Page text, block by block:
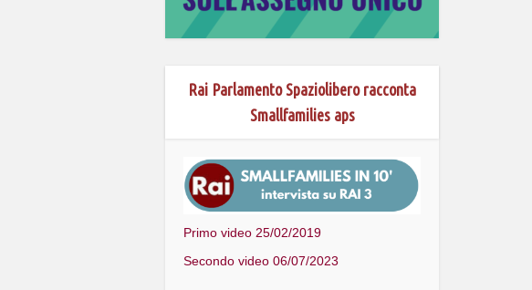
Rai Parlamento Spaziolibero racconta
Smallfamilies aps
Primo video 25/02/2019
Secondo video 06/07/2023